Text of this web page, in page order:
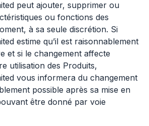
peut ajouter, supprimer ou
ou fonctions des
à sa seule discrétion. Si
estime qu’il est raisonnablement
et si le changement affecte
utilisation des Produits,
vous informera du changement
possible après sa mise en
être donné par voie